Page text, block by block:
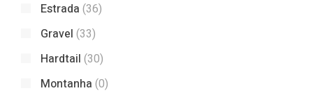
Estrada (36)
Gravel (33)
Hardtail (30)
Montanha (0)